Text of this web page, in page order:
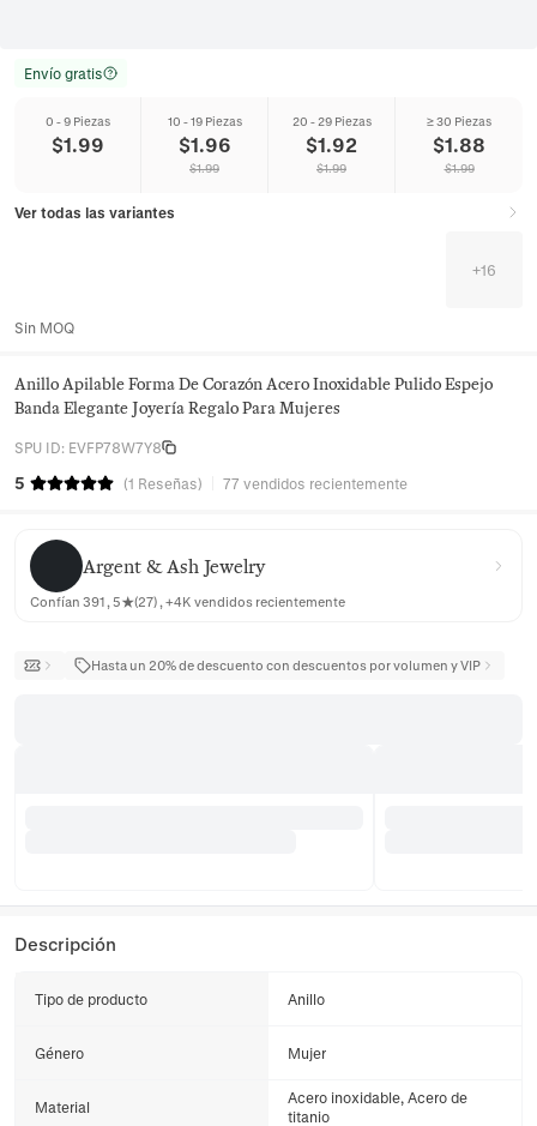
Envío gratis
0 - 9 Piezas
$1.99
10 - 19 Piezas
$1.96
$1.99
20 - 29 Piezas
$1.92
$1.99
≥ 30 Piezas
$1.88
$1.99
Ver todas las variantes
+16
Sin MOQ
Anillo Apilable Forma De Corazón Acero Inoxidable Pulido Espejo
Banda Elegante Joyería Regalo Para Mujeres
SPU ID: EVFP78W7Y8
5 (1 Reseñas) 77 vendidos recientemente
Argent & Ash Jewelry
Argent & Ash Jewelry
Confían 391 , 5★(27) , +4K vendidos recientemente
Hasta un 20% de descuento con descuentos por volumen y VIP
Descripción
Tipo de producto Anillo
Género Mujer
Material
Acero inoxidable, Acero de
titanio